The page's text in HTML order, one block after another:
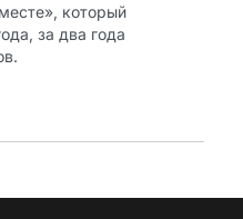
который
за два года